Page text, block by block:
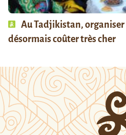
Au Tadjikistan, organiser
désormais coûter très cher